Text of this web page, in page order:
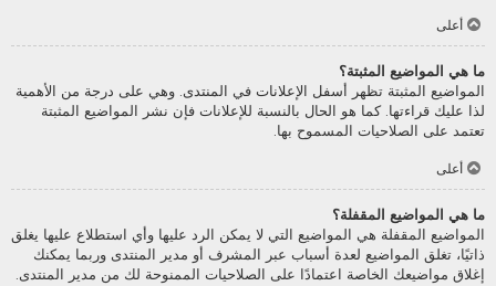
أعلى
ما هي المواضيع المثبتة؟
المواضيع المثبتة تظهر أسفل الإعلانات في المنتدى. وهي على درجة من الأهمية
لذا عليك قراءتها. كما هو الحال بالنسبة للإعلانات فإن نشر المواضيع المثبتة
تعتمد على الصلاحيات المسموح بها.
أعلى
ما هي المواضيع المقفلة؟
المواضيع المقفلة هي المواضيع التي لا يمكن الرد عليها وأي استطلاع عليها يغلق
ذاتيًا، تغلق المواضيع لعدة أسباب عبر المشرف أو مدير المنتدى وربما يمكنك
إغلاق مواضيعك الخاصة اعتمادًا على الصلاحيات الممنوحة لك من مدير المنتدى.